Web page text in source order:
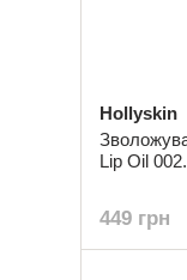
Hollyskin
Lip Oil
449 грн